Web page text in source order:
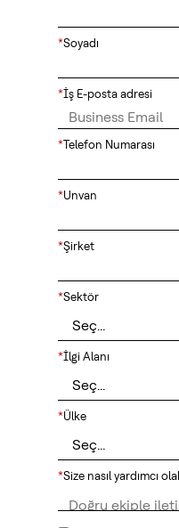
*Soyadı
*İş E-posta adresi
*Telefon Numarası
*Unvan
*Şirket
*Sektör
*İlgi Alanı
*Ülke
*Size nasıl yardımcı